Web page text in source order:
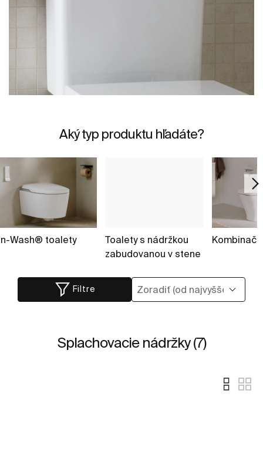
Aký typ produktu hľadáte?
Wash® toalety
Toalety s nádržkou
zabudovanou v stene
Filtre
Splachovacie nádržky (7)